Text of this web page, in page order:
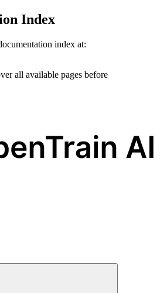
Index
index at:
all available pages before